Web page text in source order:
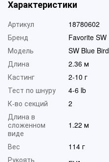
Характеристики
Артикул
18780602
Бренд
Favorite SW
Модель
SW Blue Bird
Длина
2.36 м
Кастинг
2-10 г
Тест по шнуру
4-6 lb
К-во секций
2
Длина в
сложенном
виде
1.22 м
Вес
114 г
Рукоять